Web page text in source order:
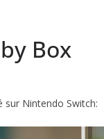
Box
sur Nintendo Switch: